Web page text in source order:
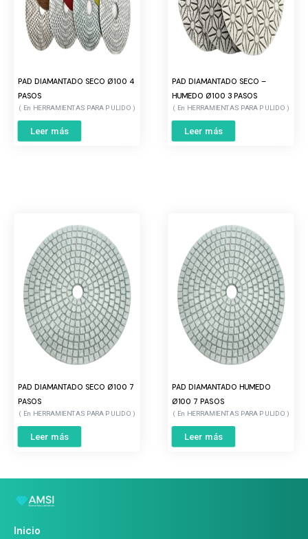
PAD DIAMANTADO SECO Ø100 4
PASOS
HERRAMIENTAS PARA PULIDO
Leer más
PAD DIAMANTADO SECO –
HUMEDO Ø100 3 PASOS
HERRAMIENTAS PARA PULIDO
Leer más
PAD DIAMANTADO SECO Ø100 7
PASOS
HERRAMIENTAS PARA PULIDO
Leer más
PAD DIAMANTADO HUMEDO
Ø100 7 PASOS
HERRAMIENTAS PARA PULIDO
Leer más
Inicio